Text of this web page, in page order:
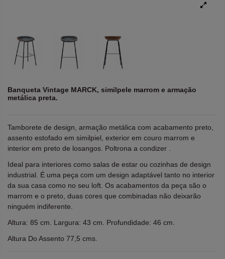
Banqueta Vintage MARCK, similpele marrom e armação
metálica preta.
Tamborete de design, armação metálica com acabamento preto,
assento estofado em similpiel, exterior em couro marrom e
interior em preto de losangos. Poltrona a condizer .
Ideal para interiores como salas de estar ou cozinhas de design
industrial. É uma peça com um design adaptável tanto no interior
da sua casa como no seu loft. Os acabamentos da peça são o
marrom e o preto, duas cores que combinadas não deixarão
ninguém indiferente.
Altura: 85 cm. Largura: 43 cm. Profundidade: 46 cm.
Altura Do Assento 77,5 cms.